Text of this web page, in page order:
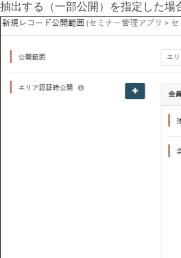
抽出する（一部公開）を指定した